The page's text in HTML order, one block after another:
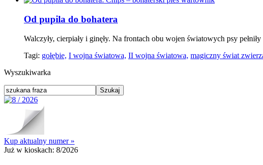
Od pupila do bohatera
Walczyły, cierpiały i ginęły. Na frontach obu wojen światowych psy
Tagi: gołębie, I wojna światowa, II wojna światowa, magiczny świat
Wyszukiwarka
Kup aktualny numer »
Już w kioskach: 8/2026